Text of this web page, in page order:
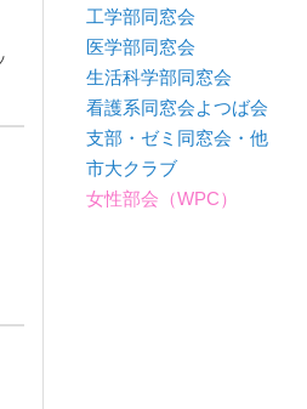
工学部同窓会
医学部同窓会
生活科学部同窓会
看護系同窓会よつば会
支部・ゼミ同窓会・他
市大クラブ
女性部会（WPC）